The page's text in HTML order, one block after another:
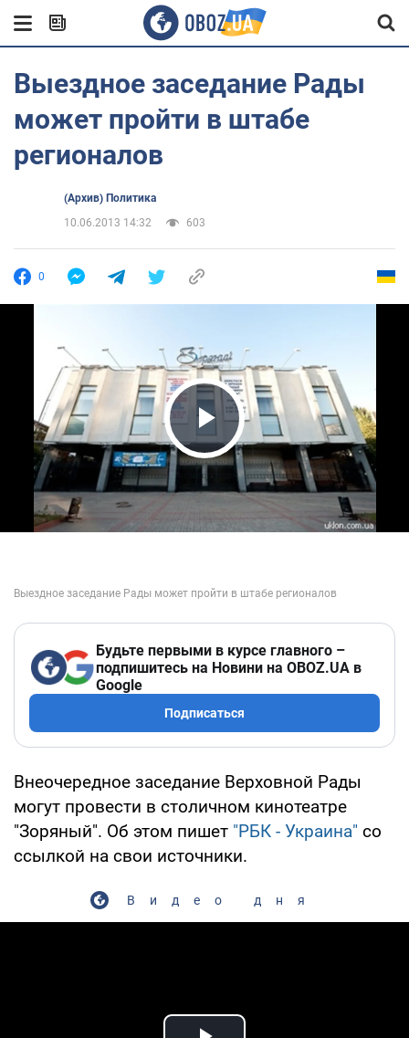
Выездное заседание Рады
может пройти в штабе
регионалов
(Архив) Политика
10.06.2013 14:32
603
0
Play Video
Будьте первыми в курсе главного –
подпишитесь на Новини на OBOZ.UA в
Google
Подписаться
Внеочередное заседание Верховной Рады
могут провести в столичном кинотеатре
"Зоряный". Об этом пишет "РБК - Украина" со
ссылкой на свои источники.
Видео дня